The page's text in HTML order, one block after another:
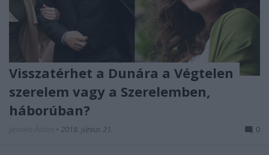
Visszatérhet a Dunára a Végtelen
szerelem vagy a Szerelemben,
háborúban?
• 2018. június 21. 0